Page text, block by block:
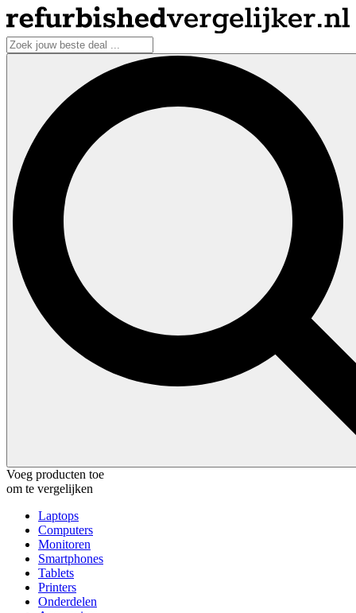
Voeg producten toe
om te vergelijken
Laptops
Computers
Monitoren
Smartphones
Tablets
Printers
Onderdelen